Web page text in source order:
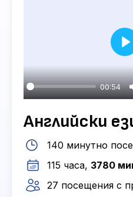
00:54
Английски
140 минутно
115 часа, 3780
27 посещения с